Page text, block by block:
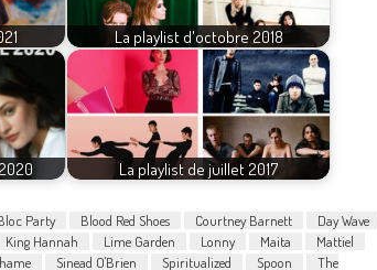
La playlist d'octobre 2018
La playlist de juillet 2017
Party Blood Red Shoes Courtney Barnett
Day Wave
King Hannah Lime Garden Lonny Maita
Mattiel
Sinead O'Brien Spiritualized Spoon The